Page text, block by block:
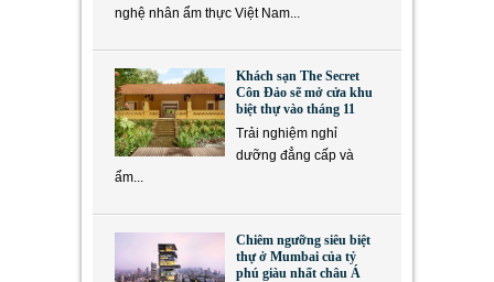
nghệ nhân ẩm thực Việt Nam...
Khách sạn The Secret
Côn Đảo sẽ mở cửa khu
biệt thự vào tháng 11
Trải nghiệm nghỉ
dưỡng đẳng cấp và
ẩm...
Chiêm ngưỡng siêu biệt
thự ở Mumbai của tỷ
phú giàu nhất châu Á